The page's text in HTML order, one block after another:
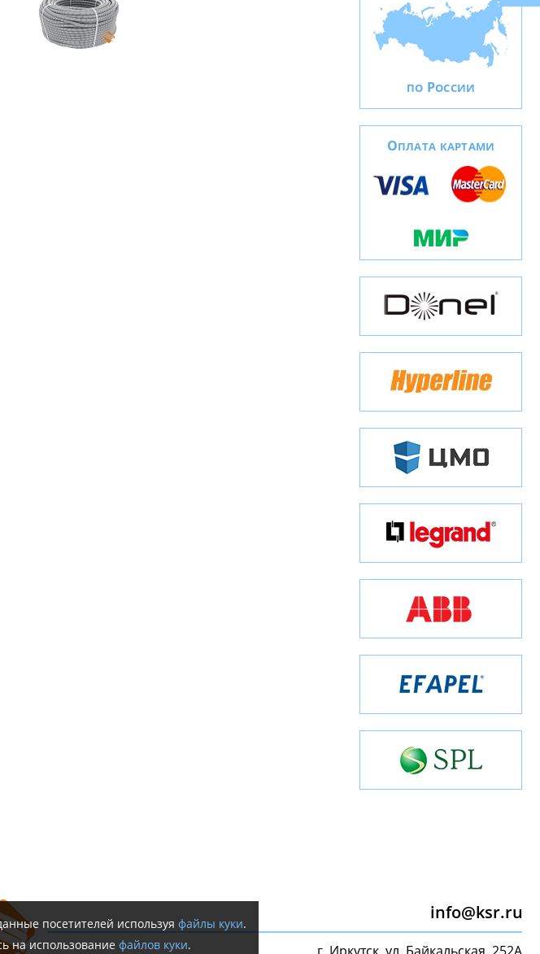
ПО РОССИИ
ОПЛАТА КАРТАМИ
info@ksr.ru
посетителей используя файлы куки.
на использование файлов куки.